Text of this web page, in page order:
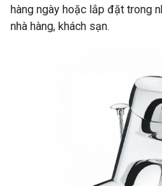
hàng ngày hoặc lắp đặt trong
nhà hàng, khách sạn.